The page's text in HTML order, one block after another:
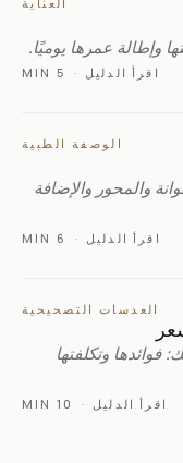
وإطالة عمرها يوميًا.
اقرأ الدليل ·
5 MIN
الوصفة الطبية
والمحور والإضافة
اقرأ الدليل ·
6 MIN
العدسات التصحيحية
فوائدها وتكلفتها
اقرأ الدليل ·
10 MIN